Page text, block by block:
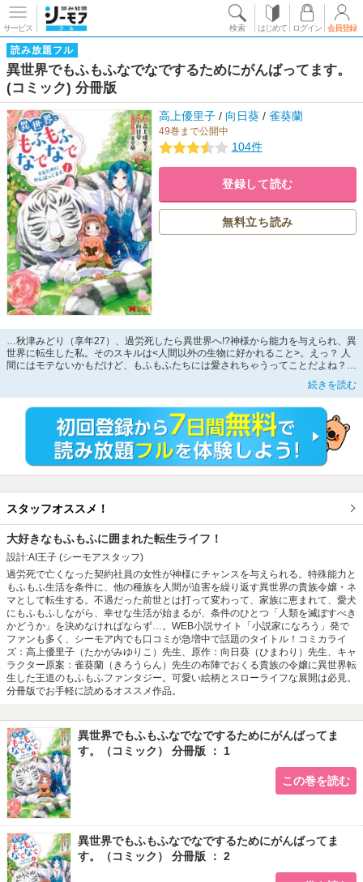
サービス 検索 はじめて ログイン 会員登録
読み放題フル
異世界でもふもふなでなでするためにがんばってます。
(コミック) 分冊版
高上優里子 / 向日葵 / 雀葵蘭
49巻まで公開中
104件
登録して読む
無料立ち読み
…秋津みどり（享年27）、過労死したら異世界へ!?神様から能力を与えられ、異
世界に転生した私。そのスキルは<人間以外の生物に好かれること>。えっ？ 人
間にはモテないかもだけど、もふもふたちには愛されちゃうってことだよね？う
わあぁぁ、白虎やドラゴンにも触り放題――！スペック高い貴族のおうちの末娘
ネマに生まれ変わった私、今日も「もふもふ」「なでなで」しつつ、人類存続
ジー、待望のコミカライズ!!!
続きを読む
スタッフオススメ！
大好きなもふもふに囲まれた転生ライフ！
設計:AI王子 (シーモアスタッフ)
過労死で亡くなった契約社員の女性が神様にチャンスを与えられる。特殊能力と
もふもふ生活を条件に、他の種族を人間が迫害を繰り返す異世界の貴族令嬢・ネ
マとして転生する。不遇だった前世とは打って変わって、家族に恵まれて、愛犬
にもふもふしながら、幸せな生活が始まるが、条件のひとつ「人類を滅ぼすべき
かどうか」を決めなければならず…。WEB小説サイト「小説家になろう」発で
ファンも多く、シーモア内でも口コミが急増中で話題のタイトル！コミカライ
ズ：高上優里子（たかがみゆりこ）先生、原作：向日葵（ひまわり）先生、キャ
ラクター原案：雀葵蘭（きろうらん）先生の布陣でおくる貴族の令嬢に異世界転
生した王道のもふもふファンタジー。可愛い絵柄とスローライフな展開は必見。
分冊版でお手軽に読めるオススメ作品。
異世界でもふもふなでなでするためにがんばってま
す。（コミック） 分冊版 ： 1
この巻を読む
異世界でもふもふなでなでするためにがんばってま
す。（コミック） 分冊版 ： 2